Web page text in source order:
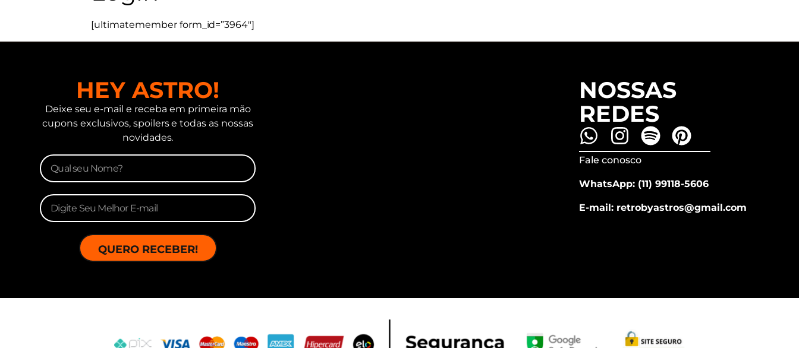
[ultimatemember form_id=”3964″]
HEY ASTRO!
Deixe seu e-mail e receba em primeira mão
cupons exclusivos, spoilers e todas as nossas
novidades.
QUERO RECEBER!
NOSSAS
REDES
Fale conosco
WhatsApp: (11) 99118-5606
E-mail: retrobyastros@gmail.com